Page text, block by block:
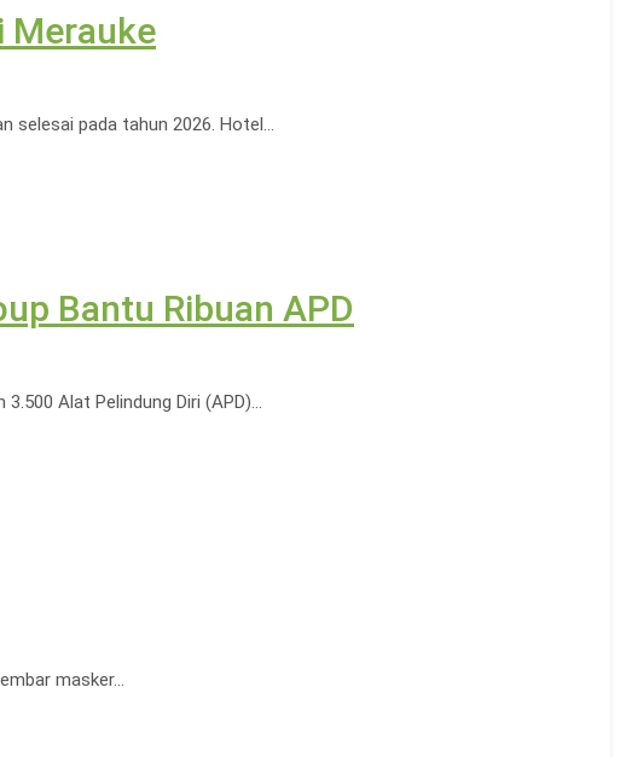
Merauke
selesai pada tahun 2026. Hotel…
Bantu Ribuan APD
Alat Pelindung Diri (APD)…
masker…